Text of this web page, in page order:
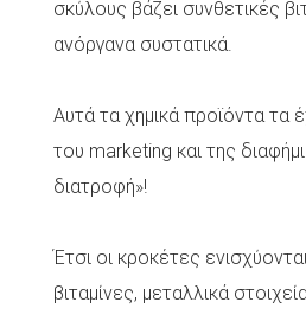
σκύλους βάζει συνθετικές
ανόργανα συστατικά.
Αυτά τα χημικά προϊόντα τα
του marketing και της
διατροφή»!
Έτσι οι κροκέτες
βιταμίνες, μεταλλικά